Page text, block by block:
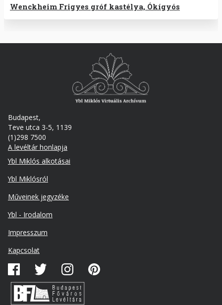
Wenckheim Frigyes gróf kastélya, Ókígyós
Budapest,
Teve utca 3-5, 1139
(1)298 7500
A levéltár honlapja
Footer
Ybl Miklós alkotásai
Ybl Miklósról
Műveinek jegyzéke
Ybl - Irodalom
Lábléc
másodlagos
Impresszum
Kapcsolat
Közösségi
média